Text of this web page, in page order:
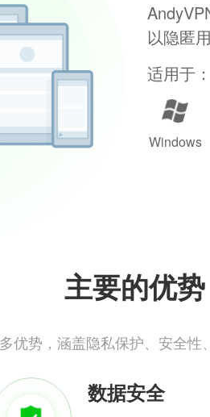
以隐匿
适用于：
Windows
主要的优势
优势，涵盖隐私保护、安全
数据安全